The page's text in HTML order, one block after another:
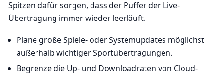
Spitzen dafür sorgen, dass der Puffer der Live-
Übertragung immer wieder leerläuft.
Plane große Spiele- oder Systemupdates möglichst
außerhalb wichtiger Sportübertragungen.
Begrenze die Up- und Downloadraten von Cloud-